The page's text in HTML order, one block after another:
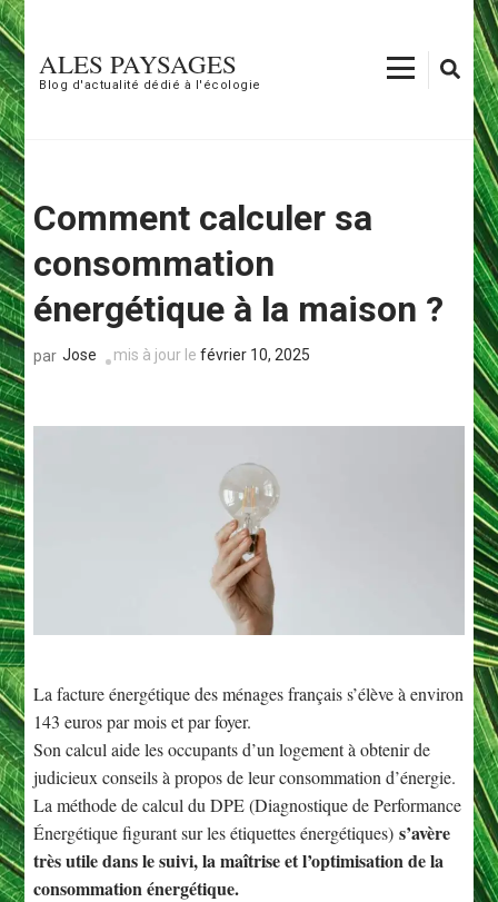
Aller
au
contenu
(Pressez
Entrée)
ALES PAYSAGES
Blog d'actualité dédié à l'écologie
Comment calculer sa
consommation
énergétique à la maison ?
par Jose mis à jour lefévrier 10, 2025
La facture énergétique des ménages français s’élève à environ
143 euros par mois et par foyer.
Son calcul aide les occupants d’un logement à obtenir de
judicieux conseils à propos de leur consommation d’énergie.
La méthode de calcul du DPE (Diagnostique de Performance
Énergétique figurant sur les étiquettes énergétiques)s’avère
très utile dans le suivi, la maîtrise et l’optimisation de la
consommation énergétique.